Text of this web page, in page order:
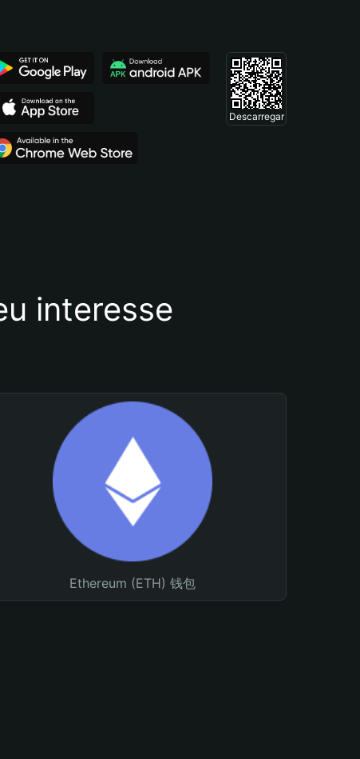
Descarregar
interesse
Ethereum (ETH) 钱包